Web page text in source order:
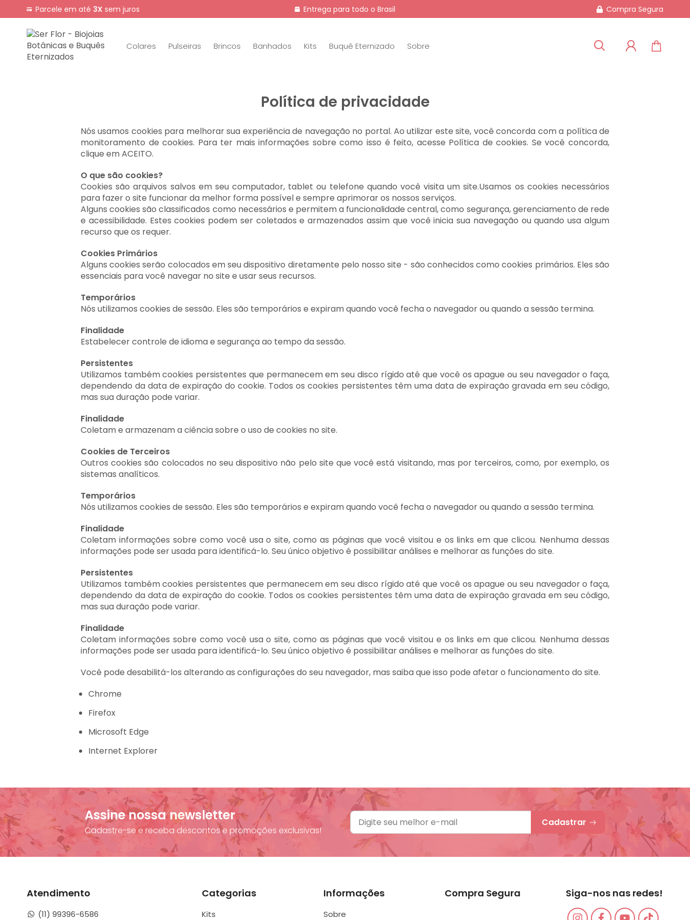
Parcele em até 3X sem juros Entrega para todo o Brasil Compra Segura
Colares Pulseiras Brincos Banhados Kits Buquê Eternizado Sobre
Política de privacidade
Nós usamos cookies para melhorar sua experiência de navegação no portal. Ao utilizar este site, você concorda com a política de
monitoramento de cookies. Para ter mais informações sobre como isso é feito, acesse Política de cookies. Se você concorda,
clique em ACEITO.
O que são cookies?
Cookies são arquivos salvos em seu computador, tablet ou telefone quando você visita um site.Usamos os cookies necessários
para fazer o site funcionar da melhor forma possível e sempre aprimorar os nossos serviços.
Alguns cookies são classificados como necessários e permitem a funcionalidade central, como segurança, gerenciamento de rede
e acessibilidade. Estes cookies podem ser coletados e armazenados assim que você inicia sua navegação ou quando usa algum
recurso que os requer.
Cookies Primários
Alguns cookies serão colocados em seu dispositivo diretamente pelo nosso site - são conhecidos como cookies primários. Eles são
essenciais para você navegar no site e usar seus recursos.
Temporários
Nós utilizamos cookies de sessão. Eles são temporários e expiram quando você fecha o navegador ou quando a sessão termina.
Finalidade
Estabelecer controle de idioma e segurança ao tempo da sessão.
Persistentes
Utilizamos também cookies persistentes que permanecem em seu disco rígido até que você os apague ou seu navegador o faça,
dependendo da data de expiração do cookie. Todos os cookies persistentes têm uma data de expiração gravada em seu código,
mas sua duração pode variar.
Finalidade
Coletam e armazenam a ciência sobre o uso de cookies no site.
Cookies de Terceiros
Outros cookies são colocados no seu dispositivo não pelo site que você está visitando, mas por terceiros, como, por exemplo, os
sistemas analíticos.
Temporários
Nós utilizamos cookies de sessão. Eles são temporários e expiram quando você fecha o navegador ou quando a sessão termina.
Finalidade
Coletam informações sobre como você usa o site, como as páginas que você visitou e os links em que clicou. Nenhuma dessas
informações pode ser usada para identificá-lo. Seu único objetivo é possibilitar análises e melhorar as funções do site.
Persistentes
Utilizamos também cookies persistentes que permanecem em seu disco rígido até que você os apague ou seu navegador o faça,
dependendo da data de expiração do cookie. Todos os cookies persistentes têm uma data de expiração gravada em seu código,
mas sua duração pode variar.
Finalidade
Coletam informações sobre como você usa o site, como as páginas que você visitou e os links em que clicou. Nenhuma dessas
informações pode ser usada para identificá-lo. Seu único objetivo é possibilitar análises e melhorar as funções do site.
Você pode desabilitá-los alterando as configurações do seu navegador, mas saiba que isso pode afetar o funcionamento do site.
Chrome
Firefox
Microsoft Edge
Internet Explorer
Assine nossa newsletter
Cadastre-se e receba descontos e promoções exclusivas!
Cadastrar
Categorias
Kits
Informações
Sobre
Compra Segura
Atendimento
(11) 99396-6586
Siga-nos nas redes!